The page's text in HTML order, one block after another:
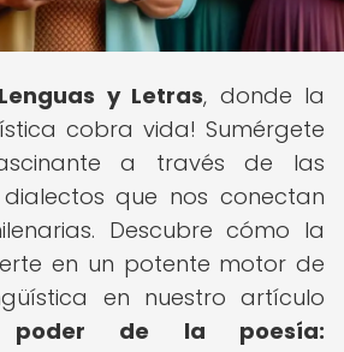
Lenguas y Letras, donde la
cobra vida! Sumérgete
a través de las
que nos conectan
Descubre cómo la
en un potente motor de
en nuestro artículo
poder de la poesía: